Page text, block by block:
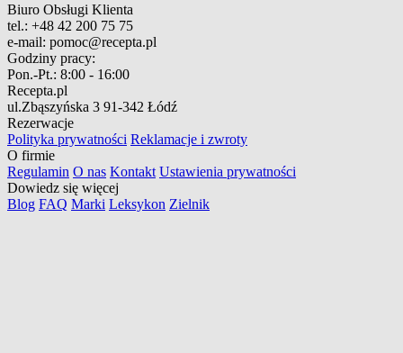
Biuro Obsługi Klienta
tel.: +48 42 200 75 75
e-mail: pomoc@recepta.pl
Godziny pracy:
Pon.-Pt.: 8:00 - 16:00
Recepta.pl
ul.Zbąszyńska 3 91-342 Łódź
Rezerwacje
Polityka prywatności Reklamacje i zwroty
O firmie
Regulamin O nas Kontakt Ustawienia prywatności
Dowiedz się więcej
Blog FAQ Marki Leksykon Zielnik